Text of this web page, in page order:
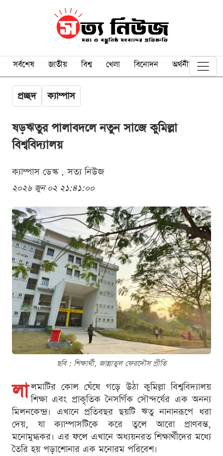
সর্বশেষ জাতীয় বিশ্ব খেলা বিনোদন অর্থনীতি
প্রচ্ছদ ক্যাম্পাস
ষড়ঋতুর পালাবদলে নতুন সাজে কুমিল্লা
বিশ্ববিদ্যালয়
ক্যাম্পাস ডেস্ক . সত্য নিউজ
২০২৬ জুন ০২ ২১:৪১:০০
ছবি : শিক্ষার্থী, জান্নাতুল ফেরদৌস প্রীতি
লা লমাটির কোল ঘেঁষে গড়ে উঠা কুমিল্লা বিশ্ববিদ্যালয়
শিক্ষা এবং প্রাকৃতিক নৈসর্গিক সৌন্দর্যের এক অনন্য
মিলনকেন্দ্র। এখানে প্রতিবছর ছয়টি ঋতু নানানরূপে ধরা
দেয়, যা ক্যাম্পাসটিকে করে তুলে আরো প্রাণবন্ত,
মনোমুগ্ধকর। এর ফলে এখানে অধ্যয়নরত শিক্ষার্থীদের মধ্যে
তৈরি হয় পড়াশোনার এক মনোরম পরিবেশ।